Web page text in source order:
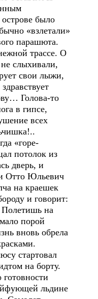
было
«взлетали»
парашюта.
трассе. О
слыхивали,
свои лыжи,
Голова-то
в гипсе,
всех
«горе-
потолок из
дверь, и
Отто Юльевич
на краешек
и говорит:
на
порой
вновь обрела
стартовал
на борту.
льдине